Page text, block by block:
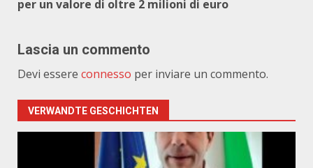
per un valore di oltre 2 milioni di euro
Lascia un commento
Devi essere connesso per inviare un commento.
VERWANDTE GESCHICHTEN